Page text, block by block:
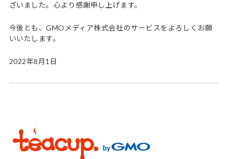
ざいました。心より感謝申し上げます。
今後とも、GMOメディア株式会社のサービスをよろしくお願
いいたします。
2022年8月1日